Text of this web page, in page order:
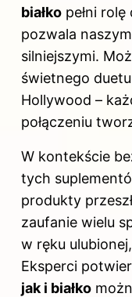
białko pełni
pozwala
silniejszymi.
świetnego
Hollywood –
połączeniu
W kontekście
tych
produkty
zaufanie wielu
w ręku
Eksperci
jak i białko